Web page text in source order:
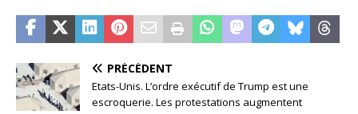
PRÉCÉDENT
Etats-Unis. L’ordre exécutif de Trump est une
escroquerie. Les protestations augmentent